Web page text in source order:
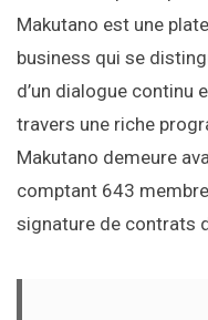
Makutano est une
business qui se
d’un dialogue continu
travers une riche
Makutano demeure
comptant 643
signature de contrats